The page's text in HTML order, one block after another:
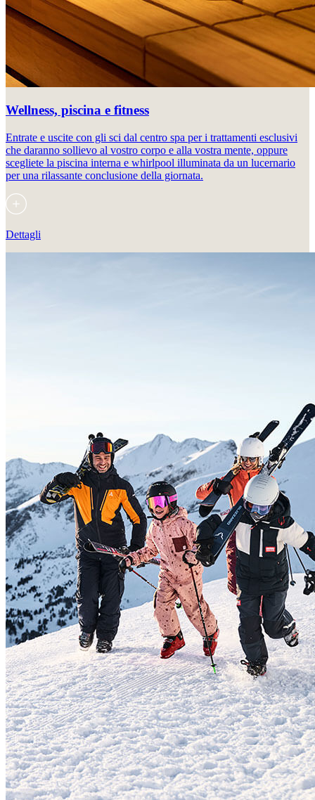
Wellness, piscina e fitness
Entrate e uscite con gli sci dal centro spa per i trattamenti esclusivi
che daranno sollievo al vostro corpo e alla vostra mente, oppure
scegliete la piscina interna e whirlpool illuminata da un lucernario
per una rilassante conclusione della giornata.
Dettagli